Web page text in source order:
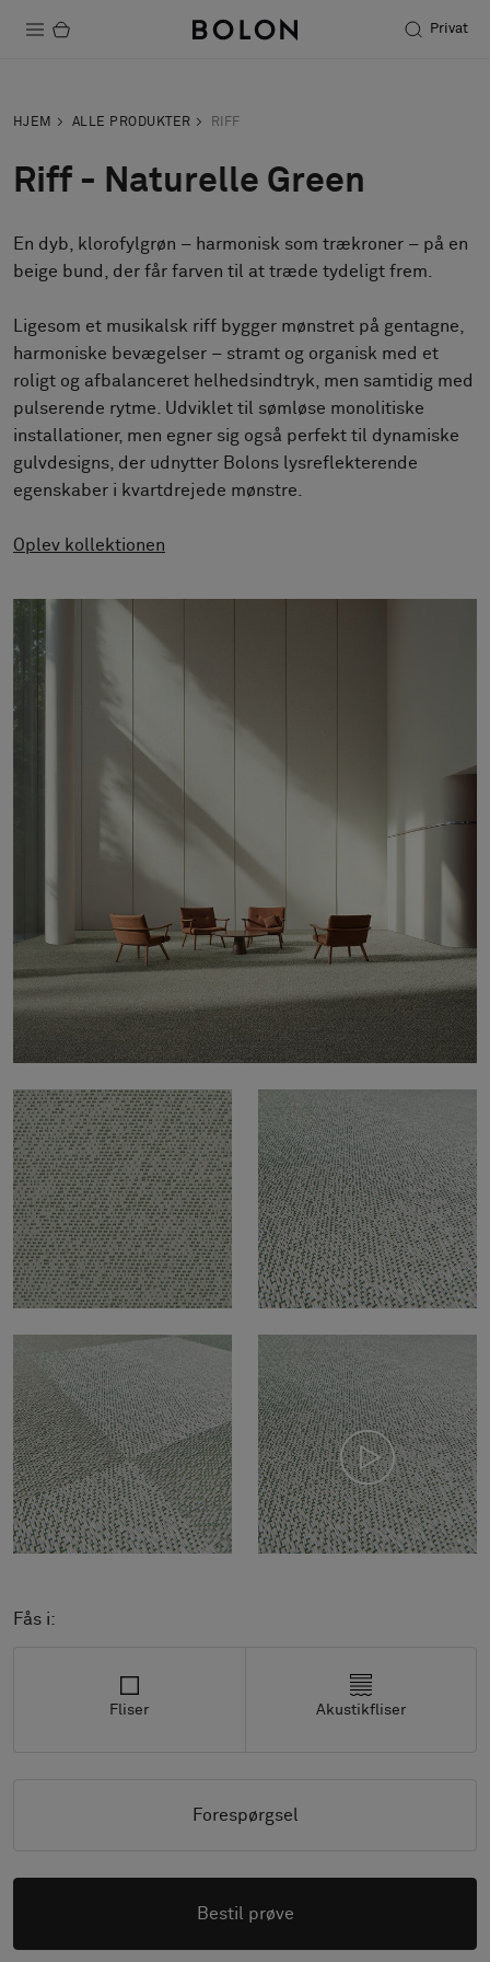
Privat
Bæredygtighed
Installation
Designersamarbejder
FAQ
Om os
Pattern Tile Tool
Vælg land
HJEM ALLE PRODUKTER RIFF
Riff - Naturelle Green
En dyb, klorofylgrøn – harmonisk som trækroner – på en
beige bund, der får farven til at træde tydeligt frem.
Ligesom et musikalsk riff bygger mønstret på gentagne,
harmoniske bevægelser – stramt og organisk med et
roligt og afbalanceret helhedsindtryk, men samtidig med
pulserende rytme. Udviklet til sømløse monolitiske
installationer, men egner sig også perfekt til dynamiske
gulvdesigns, der udnytter Bolons lysreflekterende
egenskaber i kvartdrejede mønstre.
Oplev kollektionen
Fås i:
Fliser Akustikfliser
Forespørgsel
Bestil prøve